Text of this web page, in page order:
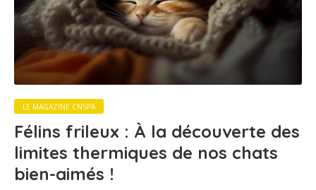
LE MAGAZINE CNSPA
Félins frileux : À la découverte des
limites thermiques de nos chats
bien-aimés !